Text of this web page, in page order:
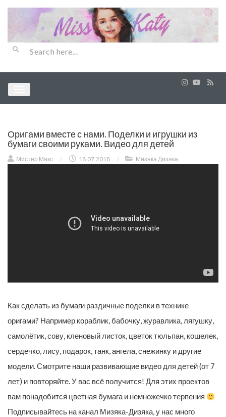
Оригами вместе с нами. Поделки и игрушки из
бумаги своими руками. Видео для детей
Мистер Макс / 18.07.2018 / Мизяка Дизяка
Как сделать из бумаги раздичные поделки в технике
оригами? Например кораблик, бабочку, журавлика, лягушку,
самолётик, сову, кленовый листок, цветок тюльпан, кошелек,
сердечко, лису, подарок, танк, ангела, снежинку и другие
модели. Смотрите наши развивающие видео для детей (от 7
лет) и повторяйте. У вас всё получится! Для этих проектов
вам понадобится цветная бумага и немножечко терпения
Подписывайтесь на канал Мизяка-Дизяка, у нас много